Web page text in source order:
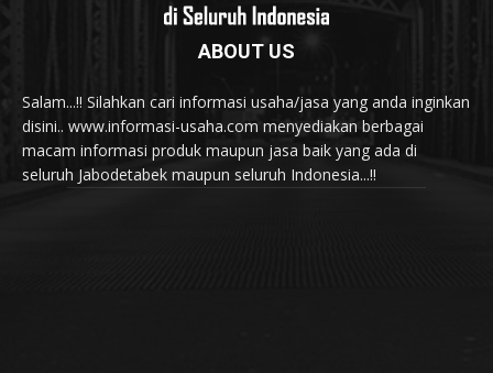
ABOUT US
Salam...!! Silahkan cari informasi usaha/jasa yang anda inginkan
disini.. www.informasi-usaha.com menyediakan berbagai
macam informasi produk maupun jasa baik yang ada di
seluruh Jabodetabek maupun seluruh Indonesia...!!